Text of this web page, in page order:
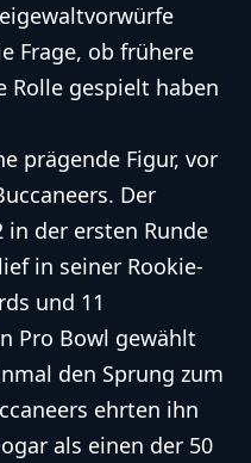
Frage, ob frühere
Rolle gespielt haben
prägende Figur, vor
Der
in der ersten Runde
in seiner Rookie-
und 11
Pro Bowl gewählt
den Sprung zum
ehrten ihn
als einen der 50